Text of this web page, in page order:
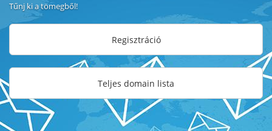
Tűnj ki a tömegből!
Regisztráció
Teljes domain lista